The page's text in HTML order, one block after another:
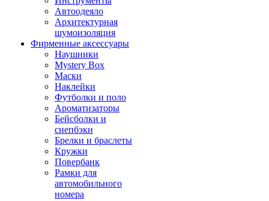
Автоодеяло
Архитектурная
шумоизоляция
Фирменные аксессуары
Наушники
Mystery Box
Маски
Наклейки
Футболки и поло
Ароматизаторы
Бейсболки и
снепбэки
Брелки и браслеты
Кружки
Повербанк
Рамки для
автомобильного
номера